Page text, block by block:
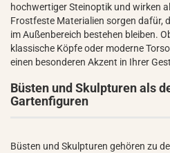
hochwertiger Steinoptik und wirken
Frostfeste Materialien sorgen dafür,
im Außenbereich bestehen bleiben.
klassische Köpfe oder moderne
einen besonderen Akzent in Ihrer
Büsten und Skulpturen als
Gartenfiguren
Büsten und Skulpturen gehören zu